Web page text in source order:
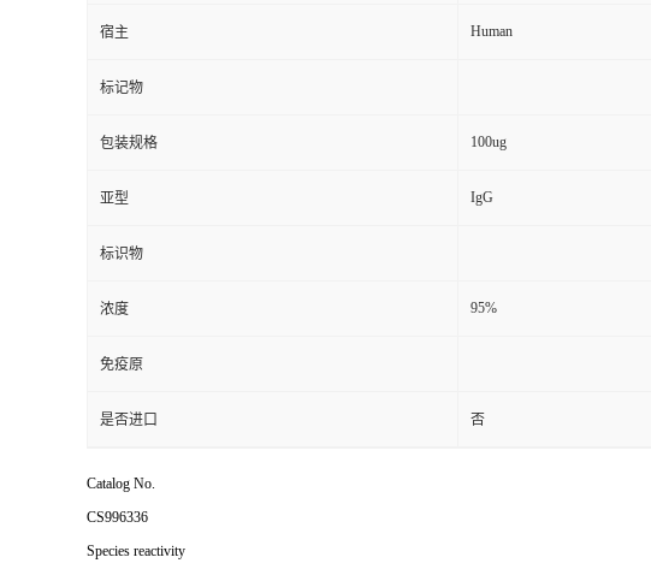
宿主 Human
标记物
包装规格 100ug
亚型 IgG
标识物
浓度 95%
免疫原
是否进口 否
Catalog No.
CS996336
Species reactivity